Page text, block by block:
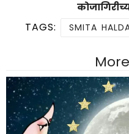
TAGS: SMITA